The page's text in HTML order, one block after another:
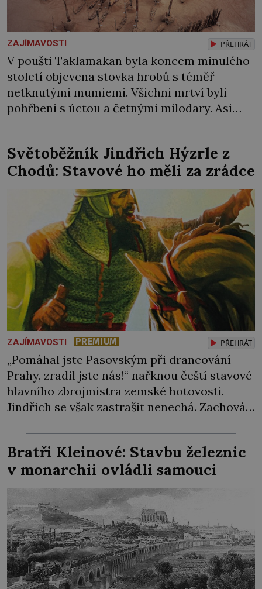
ZAJÍMAVOSTI PŘEHRÁT
V poušti Taklamakan byla koncem minulého
století objevena stovka hrobů s téměř
netknutými mumiemi. Všichni mrtví byli
pohřbeni s úctou a četnými milodary. Asi
chlapečka s modrou filcovou čapkou, z níž se
draly blonďaté vlásky. Fakt, že jsou těla
dávných lidí nesmírně dobře zachovalá,
přičítají odborníci zdejším klimatickým
podmínkám. Sucho, prosolené písky a
extrémně […]
Světoběžník Jindřich Hýzrle z
Chodů: Stavové ho měli za zrádce
ZAJÍMAVOSTI PREMIUM PŘEHRÁT
„Pomáhal jste Pasovským při drancování
Prahy, zradil jste nás!“ nařknou čeští stavové
hlavního zbrojmistra zemské hotovosti.
Jindřich se však zastrašit nenechá. Zachová
cejchu zrádce se už nezbaví… Tři roky
stačily! Škola pro něj není. Jindřich Michal
Hýzrle z Chodů (1575–1665) se v ní nudí. 10letý
chlapec chce procestovat […]
Bratři Kleinové: Stavbu železnic
v monarchii ovládli samouci